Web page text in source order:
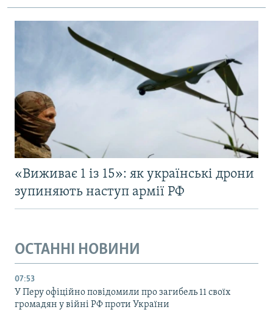
«Виживає 1 із 15»: як українські дрони
зупиняють наступ армії РФ
ОСТАННІ НОВИНИ
07:53
У Перу офіційно повідомили про загибель 11 своїх
громадян у війні РФ проти України